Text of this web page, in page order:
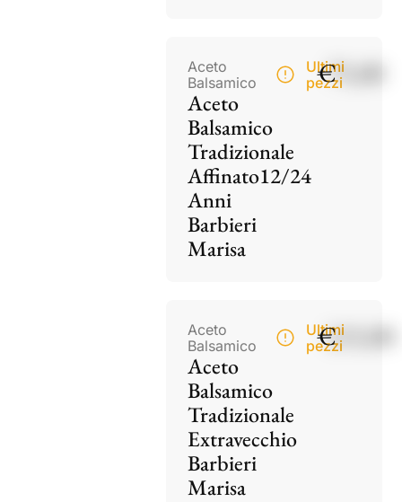
Aceto
Balsamico
Aceto
Balsamico
Tradizionale
Affinato12/24
Anni
Barbieri
Marisa
Ultimi
pezzi
€75,00
Aceto
Balsamico
Aceto
Balsamico
Tradizionale
Extravecchio
Barbieri
Marisa
Ultimi
pezzi
€115,00